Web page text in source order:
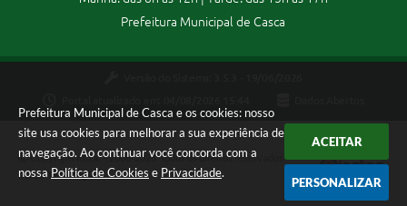
Prefeitura Municipal de Casca e os cookies: nosso
site usa cookies para melhorar a sua experiência de
navegação. Ao continuar você concorda com a
nossa Política de Cookies e Privacidade.
ACEITAR
PERSONALIZAR
Enquete
Jornal
Prefeitura Municipal de Casca
Copyright Instar - 2006-2026. Todos os direitos reservados -
Instar Tecnologia